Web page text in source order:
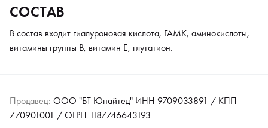
СОСТАВ
В состав входит гиалуроновая кислота, ГАМК, аминокислоты,
витамины группы B, витамин E, глутатион.
Продавец: ООО "БТ Юнайтед" ИНН 9709033891 / КПП
770901001 / ОГРН 1187746643193